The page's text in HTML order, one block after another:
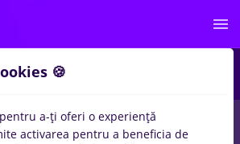
timeinIasi (Iasi)inConstructii /
🍪
a-ți oferi o experiență
activarea pentru a beneficia de